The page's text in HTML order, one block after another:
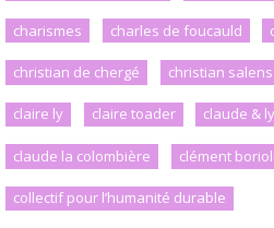
charismes charles de foucauld
christian de chergé christian
claire ly claire toader claude &
claude la colombière clément borioli
collectif pour l’humanité durable